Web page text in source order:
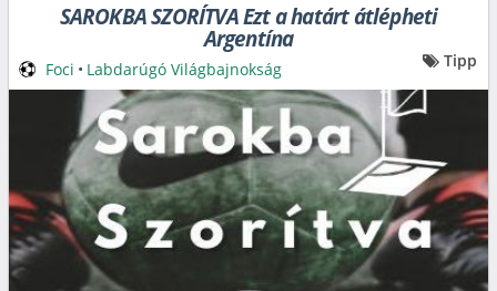
SAROKBA SZORÍTVA Ezt a határt átlépheti
Argentína
Foci • Labdarúgó Világbajnokság Tipp